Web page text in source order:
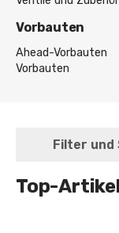
Vorbauten
Ahead-Vorbauten
Vorbauten
Filter und
Top-